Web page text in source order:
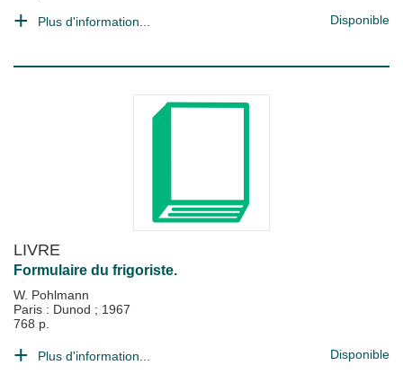
Plus d'information... Disponible
LIVRE
Formulaire du frigoriste.
W. Pohlmann
Paris : Dunod ; 1967
768 p.
Plus d'information... Disponible